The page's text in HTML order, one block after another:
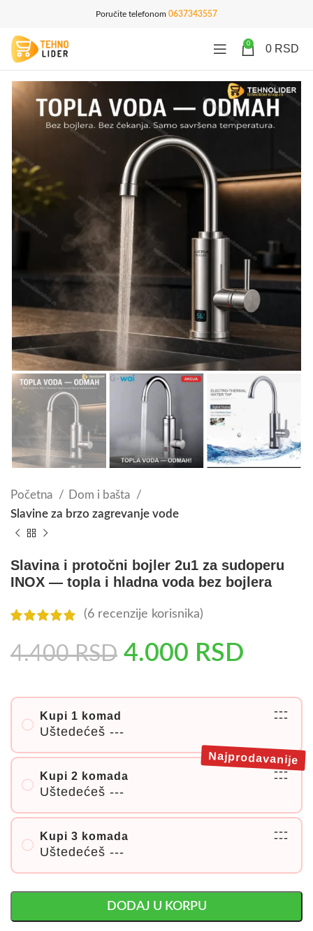
Poručite telefonom 0637343557
0 0 RSD
Početna
Dom i bašta
Slavine za brzo zagrevanje vode
Slavina i protočni bojler 2u1 za sudoperu
INOX — topla i hladna voda bez bojlera
(6 recenzije korisnika)
4.400RSD 4.000 RSD
Kupi 1 komad
Uštedećeš ---
---
---
Kupi 2 komada
Uštedećeš ---
---
---
Najprodavanije
Kupi 3 komada
Uštedećeš ---
---
---
DODAJ U KORPU